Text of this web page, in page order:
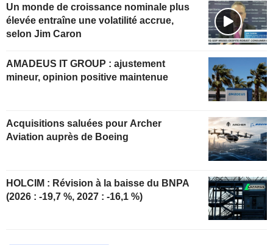
Un monde de croissance nominale plus
élevée entraîne une volatilité accrue,
selon Jim Caron
AMADEUS IT GROUP : ajustement
mineur, opinion positive maintenue
Acquisitions saluées pour Archer
Aviation auprès de Boeing
HOLCIM : Révision à la baisse du BNPA
(2026 : -19,7 %, 2027 : -16,1 %)